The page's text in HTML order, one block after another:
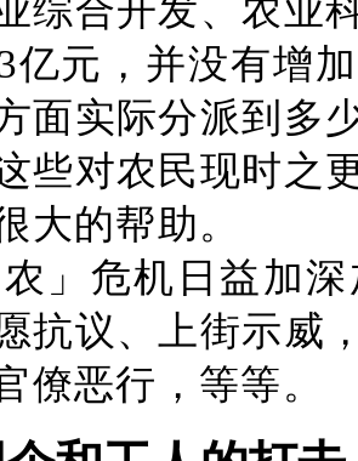
综合开发、农业
亿元，并没有增
面实际分派到多
些对农民现时之
大的帮助。
」危机日益加
抗议、上街示威
僚恶行，等等。